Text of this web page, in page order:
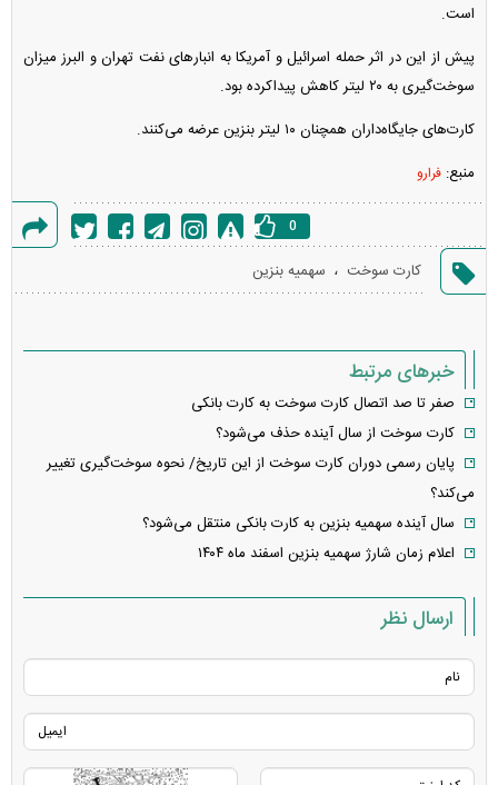
است.
پیش از این در اثر حمله اسرائیل و آمریکا به انبار‌های نفت تهران و البرز میزان
سوخت‌گیری به ۲۰ لیتر کاهش پیداکرده بود.
کارت‌های جایگاه‌داران همچنان ۱۰ لیتر بنزین عرضه می‌کنند.
منبع: فرارو
خطا
0
کارت سوخت ، سهمیه بنزین
خبرهای مرتبط
صفر تا صد اتصال کارت سوخت به کارت بانکی
کارت سوخت از سال آینده حذف می‌شود؟
پایان رسمی دوران کارت سوخت از این تاریخ/ نحوه سوخت‌گیری تغییر
می‌کند؟
سال آینده سهمیه بنزین به کارت بانکی منتقل می‌شود؟
اعلام زمان شارژ سهمیه بنزین اسفند ماه ۱۴۰۴
ارسال نظر